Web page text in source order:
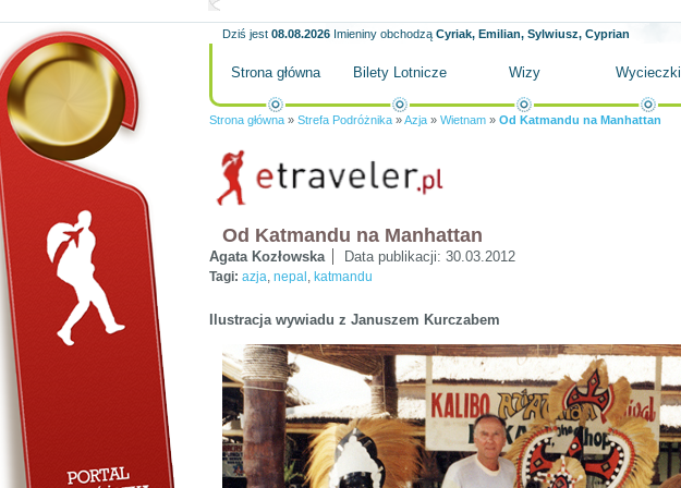
Dziś jest 08.08.2026 Imieniny obchodzą Cyriak, Emilian, Sylwiusz, Cyprian
Strona główna Bilety Lotnicze Wizy Wycieczki
Strona główna » Strefa Podróżnika »Azja » Wietnam » Od Katmandu na Manhattan
Od Katmandu na Manhattan
Agata Kozłowska Data publikacji: 30.03.2012
Tagi: azja, nepal , katmandu
Ilustracja wywiadu z Januszem Kurczabem